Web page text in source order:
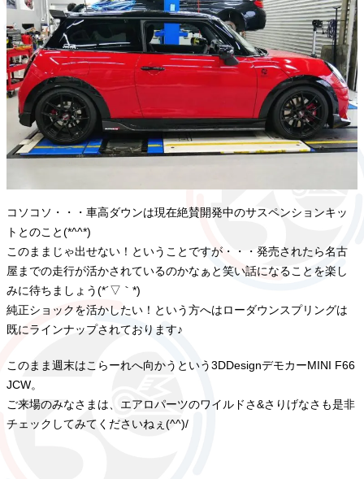
コソコソ・・・車高ダウンは現在絶賛開発中のサスペンションキッ
トとのこと(*^^*)
このままじゃ出せない！ということですが・・・発売されたら名古
屋までの走行が活かされているのかなぁと笑い話になることを楽し
みに待ちましょう(*´▽｀*)
純正ショックを活かしたい！という方へはローダウンスプリングは
既にラインナップされております♪
このまま週末はこらーれへ向かうという3DDesignデモカーMINI F66
JCW。
ご来場のみなさまは、エアロパーツのワイルドさ&さりげなさも是非
チェックしてみてくださいねぇ(^^)/